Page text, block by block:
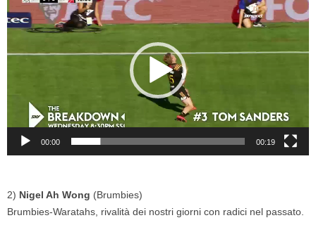
Player
00:00 00:19
2) Nigel Ah Wong (Brumbies)
Brumbies-Waratahs, rivalità dei nostri giorni con radici nel passato.